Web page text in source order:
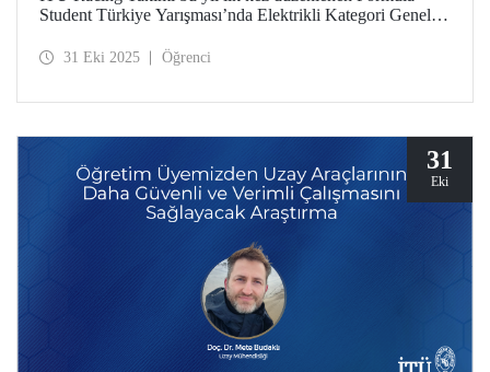
Student Türkiye Yarışması’nda Elektrikli Kategori Genel
cost & manifacturing, businness plan presentation,
31 Eki 2025 Öğrenci
31
Eki